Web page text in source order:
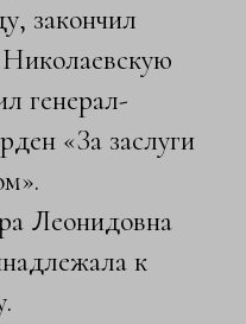
закончил
генерал-
«За заслу­ги
Леонидовна
к